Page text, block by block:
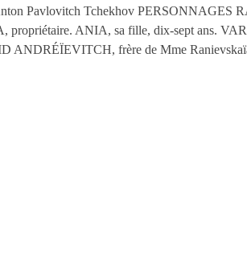
Pavlovitch Tchekhov
ANIA, sa fille, dix-sept ans.
ANDRÉÏEVITCH, frère de Mme